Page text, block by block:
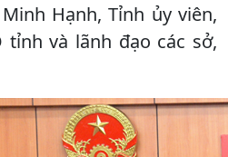
Hạnh, Tỉnh ủy viên,
tỉnh và lãnh đạo các sở,